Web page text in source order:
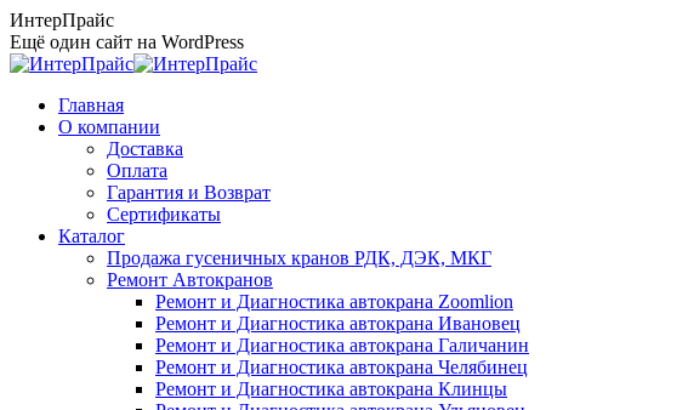
Перейти
к
содержанию
ИнтерПрайс
Ещё один сайт на WordPress
Главная
О компании
Доставка
Оплата
Гарантия и Возврат
Сертификаты
Каталог
Продажа гусеничных кранов РДК, ДЭК, МКГ
Ремонт Автокранов
Ремонт и Диагностика автокрана Zoomlion
Ремонт и Диагностика автокрана Ивановец
Ремонт и Диагностика автокрана Галичанин
Ремонт и Диагностика автокрана Челябинец
Ремонт и Диагностика автокрана Клинцы